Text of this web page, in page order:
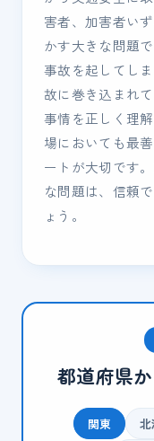
害者、加害者い
かす大きな問題
事故を起してし
故に巻き込まれ
事情を正しく理
場においても最
ートが大切です
な問題は、信頼
ょう。
都道府県
関東